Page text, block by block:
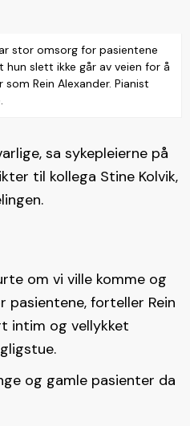
stor omsorg for pasientene
slett ikke går av veien for å
Rein Alexander. Pianist
sa sykepleierne på
til kollega Stine Kolvik,
om vi ville komme og
pasientene, forteller Rein
intim og vellykket
og gamle pasienter da